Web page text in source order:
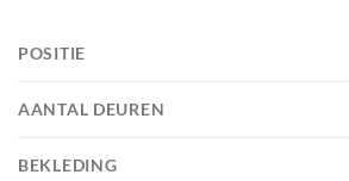
POSITIE
AANTAL DEUREN
BEKLEDING